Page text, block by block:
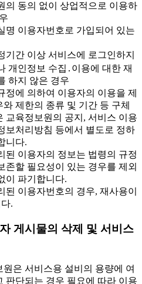
의 동의 없이 상업적으로 이용하
명 이용자번호로 가입되어 있는
기간 이상 서비스에 로그인하지
개인정보 수집․이용에 대한 재
하지 않은 경우
에 의하여 이용자의 이용을 제
와 제한의 종류 및 기간 등 구체
교육정보원의 공지, 서비스 이용
보처리방침 등에서 별도로 정하
니다.
이용자의 정보는 법령의 규정
존할 필요성이 있는 경우를 제외
이 파기합니다.
이용자번호의 경우, 재사용이
.
게시물의 삭제 및 서비스
은 서비스용 설비의 용량에 여
판단되는 경우 필요에 따라 이용